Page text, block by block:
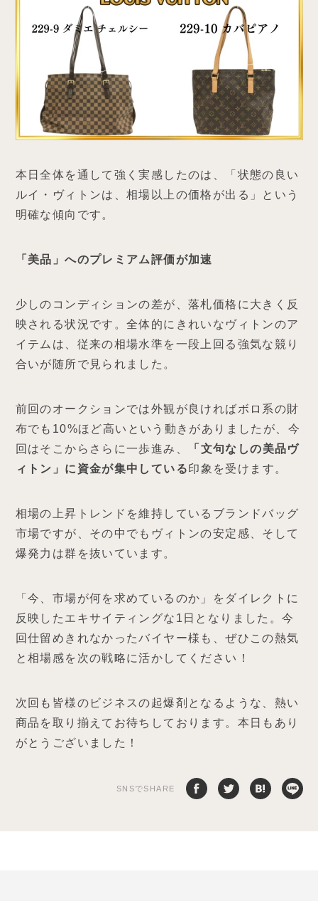
本日全体を通して強く実感したのは、「状態の良い
ルイ・ヴィトンは、相場以上の価格が出る」という
明確な傾向です。
「美品」へのプレミアム評価が加速
少しのコンディションの差が、落札価格に大きく反
映される状況です。全体的にきれいなヴィトンのア
イテムは、従来の相場水準を一段上回る強気な競り
合いが随所で見られました。
前回のオークションでは外観が良ければボロ系の財
布でも10%ほど高いという動きがありましたが、今
回はそこからさらに一歩進み、
「文句なしの美品ヴ
ィトン」に資金が集中している印象を受けます。
相場の上昇トレンドを維持しているブランドバッグ
市場ですが、その中でもヴィトンの安定感、そして
爆発力は群を抜いています。
「今、市場が何を求めているのか」をダイレクトに
反映したエキサイティングな1日となりました。今
回仕留めきれなかったバイヤー様も、ぜひこの熱気
と相場感を次の戦略に活かしてください！
次回も皆様のビジネスの起爆剤となるような、熱い
商品を取り揃えてお待ちしております。本日もあり
がとうございました！
SNSでSHARE